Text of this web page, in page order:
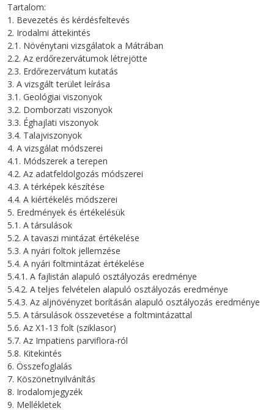
Tartalom:
1. Bevezetés és kérdésfeltevés
2. Irodalmi áttekintés
2.1. Növénytani vizsgálatok a Mátrában
2.2. Az erdőrezervátumok létrejötte
2.3. Erdőrezervátum kutatás
3. A vizsgált terület leírása
3.1. Geológiai viszonyok
3.2. Domborzati viszonyok
3.3. Éghajlati viszonyok
3.4. Talajviszonyok
4. A vizsgálat módszerei
4.1. Módszerek a terepen
4.2. Az adatfeldolgozás módszerei
4.3. A térképek készítése
4.4. A kiértékelés módszerei
5. Eredmények és értékelésük
5.1. A társulások
5.2. A tavaszi mintázat értékelése
5.3. A nyári foltok jellemzése
5.4. A nyári foltmintázat értékelése
5.4.1. A fajlistán alapuló osztályozás eredménye
5.4.2. A teljes felvételen alapuló osztályozás eredménye
5.4.3. Az aljnövényzet borításán alapuló osztályozás eredménye
5.5. A társulások összevetése a foltmintázattal
5.6. Az X1-13 folt (sziklasor)
5.7. Az Impatiens parviflora-ról
5.8. Kitekintés
6. Összefoglalás
7. Köszönetnyilvánítás
8. Irodalomjegyzék
9. Mellékletek